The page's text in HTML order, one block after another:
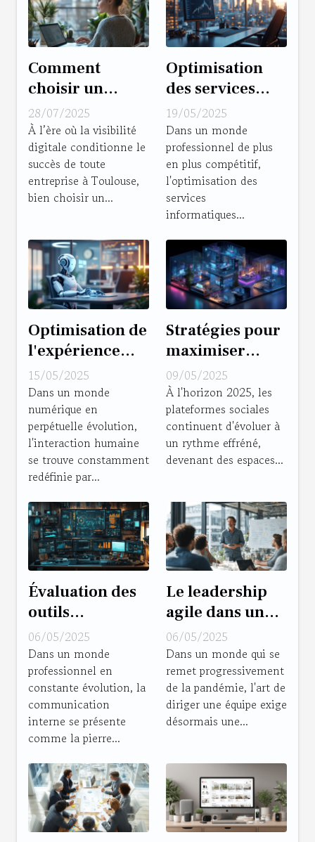
Comment
choisir un
consultant SEO
à Toulouse pour
optimiser votre
présence en
ligne ?
28/07/2025
À l’ère où la visibilité
digitale conditionne le
succès de toute
entreprise à Toulouse,
bien choisir un...
Optimisation
des services
informatiques
pour petites et
moyennes
entreprises
19/05/2025
Dans un monde
professionnel de plus
en plus compétitif,
l'optimisation des
services
informatiques...
Optimisation de
l'expérience
utilisateur avec
les chatbots
d'entreprise
15/05/2025
Dans un monde
numérique en
perpétuelle évolution,
l'interaction humaine
se trouve constamment
redéfinie par...
Stratégies pour
maximiser
l'engagement
sur les
plateformes
sociales en 2025
09/05/2025
À l'horizon 2025, les
plateformes sociales
continuent d'évoluer à
un rythme effréné,
devenant des espaces...
Évaluation des
outils
collaboratifs
pour une
communication
interne
optimisée
06/05/2025
Dans un monde
professionnel en
constante évolution, la
communication
interne se présente
comme la pierre...
Le leadership
agile dans un
monde post-
pandémique
clés pour une
gestion
d'équipe
06/05/2025
Dans un monde qui se
remet progressivement
de la pandémie, l'art de
diriger une équipe exige
désormais une...